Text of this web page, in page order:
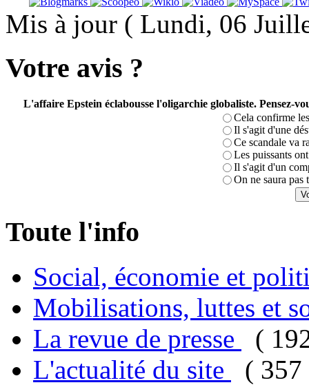
Mis à jour ( Lundi, 06
Votre avis ?
L'affaire Epstein éclabousse l'oligarchie globaliste. Pensez-
Cela confirme
Il s'agit d'une
Ce scandale va
Les puissants
Il s'agit d'un
On ne saura pas
Toute l'info
Social, économie et
Mobilisations, luttes et
La revue de presse
(
L'actualité du site
( 357